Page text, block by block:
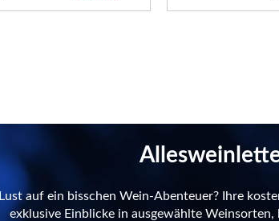
Lust auf ein bisschen Wein-Abenteuer? Ihre
exklusive Einblicke in ausgewählte